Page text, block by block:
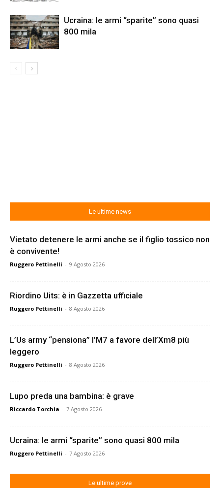
Ucraina: le armi “sparite” sono quasi
800 mila
Le ultime news
Vietato detenere le armi anche se il figlio tossico non
è convivente!
Ruggero Pettinelli - 9 Agosto 2026
Riordino Uits: è in Gazzetta ufficiale
Ruggero Pettinelli - 8 Agosto 2026
L’Us army “pensiona” l’M7 a favore dell’Xm8 più
leggero
Ruggero Pettinelli - 8 Agosto 2026
Lupo preda una bambina: è grave
Riccardo Torchia - 7 Agosto 2026
Ucraina: le armi “sparite” sono quasi 800 mila
Ruggero Pettinelli - 7 Agosto 2026
Le ultime prove